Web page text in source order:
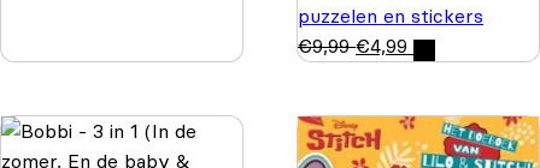
puzzelen en stickers
€9,99 €4,99